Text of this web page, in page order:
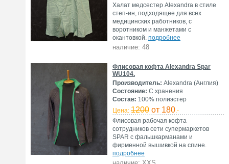
Халат медсестер Alexandra в стиле
степ-ин, подходящее для всех
медицинских работников, с
воротником и манжетами с
окантовкой. подробнее
наличие: 48
Флисовая кофта Alexandra Spar
WU104.
Производитель: Alexandra (Англия)
Состояние: С хранения
Состав: 100% полиэстер
Цена: 1200 от 180.-
Флисовая рабочая кофта
сотрудников сети супермаркетов
SPAR c фальшкарманами и
фирменной вышивкой на спине.
подробнее